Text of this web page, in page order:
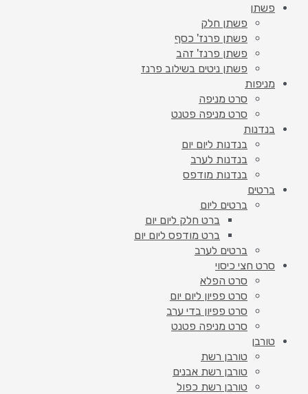
פשתן
פשתן חלק
פשתן פרנז' כסף
פשתן פרנז' זהב
פשתן ניטים בשילוב פרנז
מניפות
סרט מניפה
סרט מניפה פטנט
בנדנות
בנדנות ליום יום
בנדנות לערב
בנדנות מודפס
ברטים
ברטים ליום
ברט חלק ליום יום
ברט מודפס ליום יום
ברטים לערב
סרט חצי כיסוי
סרט הפלא
סרט פפיון ליום יום
סרט פפיון בדי ערב
סרט מניפה פטנט
טורבן
טורבן רשת
טורבן רשת אבנים
טורבן רשת כפול